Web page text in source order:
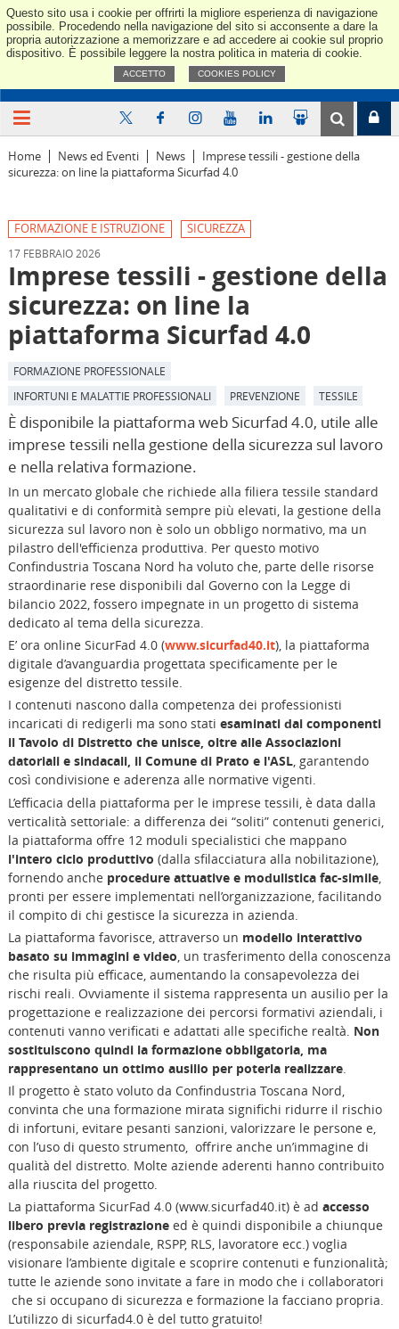
Questo sito usa i cookie per offrirti la migliore esperienza di navigazione
possibile. Procedendo nella navigazione del sito si acconsente a dare la
propria autorizzazione a memorizzare e ad accedere ai cookie sul proprio
dispositivo. È possibile leggere la nostra politica in materia di cookie.
ACCETTO COOKIES POLICY
Home News ed Eventi News
Imprese tessili - gestione della
sicurezza: on line la piattaforma Sicurfad 4.0
FORMAZIONE E ISTRUZIONE SICUREZZA
17 FEBBRAIO 2026
Imprese tessili - gestione della
sicurezza: on line la
piattaforma Sicurfad 4.0
FORMAZIONE PROFESSIONALE
INFORTUNI E MALATTIE PROFESSIONALI
PREVENZIONE TESSILE
È disponibile la piattaforma web Sicurfad 4.0, utile alle
imprese tessili nella gestione della sicurezza sul lavoro
e nella relativa formazione.
In un mercato globale che richiede alla filiera tessile standard
qualitativi e di conformità sempre più elevati, la gestione della
sicurezza sul lavoro non è solo un obbligo normativo, ma un
pilastro dell'efficienza produttiva. Per questo motivo
Confindustria Toscana Nord ha voluto che, parte delle risorse
straordinarie rese disponibili dal Governo con la Legge di
bilancio 2022, fossero impegnate in un progetto di sistema
dedicato al tema della sicurezza.
E’ ora online SicurFad 4.0 (www.sicurfad40.it), la piattaforma
digitale d’avanguardia progettata specificamente per le
esigenze del distretto tessile.
I contenuti nascono dalla competenza dei professionisti
incaricati di redigerli ma sono stati esaminati dai componenti
il Tavolo di Distretto che unisce, oltre alle Associazioni
datoriali e sindacali, il Comune di Prato e l'ASL, garantendo
così condivisione e aderenza alle normative vigenti.
L’efficacia della piattaforma per le imprese tessili, è data dalla
verticalità settoriale: a differenza dei “soliti” contenuti generici,
la piattaforma offre 12 moduli specialistici che mappano
l'intero ciclo produttivo (dalla sfilacciatura alla nobilitazione),
fornendo anche procedure attuative e modulistica fac-simile,
pronti per essere implementati nell’organizzazione, facilitando
il compito di chi gestisce la sicurezza in azienda.
La piattaforma favorisce, attraverso un modello interattivo
basato su immagini e video, un trasferimento della conoscenza
che risulta più efficace, aumentando la consapevolezza dei
rischi reali. Ovviamente il sistema rappresenta un ausilio per la
progettazione e realizzazione dei percorsi formativi aziendali, i
contenuti vanno verificati e adattati alle specifiche realtà. Non
sostituiscono quindi la formazione obbligatoria, ma
rappresentano un ottimo ausilio per poterla realizzare.
Il progetto è stato voluto da Confindustria Toscana Nord,
convinta che una formazione mirata significhi ridurre il rischio
di infortuni, evitare pesanti sanzioni, valorizzare le persone e,
con l’uso di questo strumento, offrire anche un’immagine di
qualità del distretto. Molte aziende aderenti hanno contribuito
alla riuscita del progetto.
La piattaforma SicurFad 4.0 (www.sicurfad40.it) è ad accesso
libero previa registrazioneed è quindi disponibile a chiunque
(responsabile aziendale, RSPP, RLS, lavoratore ecc.) voglia
visionare l’ambiente digitale e scoprire contenuti e funzionalità;
tutte le aziende sono invitate a fare in modo che i collaboratori
che si occupano di sicurezza e formazione la facciano propria.
L’utilizzo di sicurfad4.0 è del tutto gratuito!